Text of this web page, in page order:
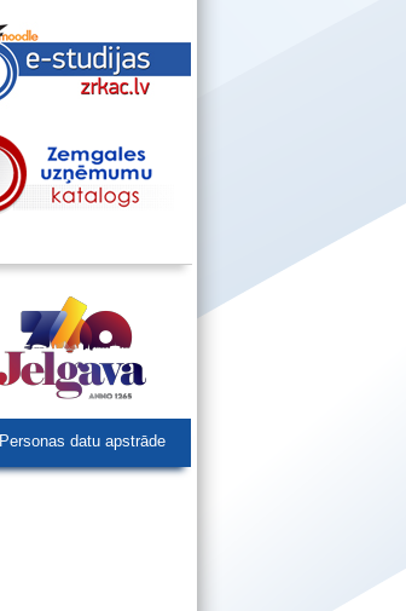
Personas datu apstrāde